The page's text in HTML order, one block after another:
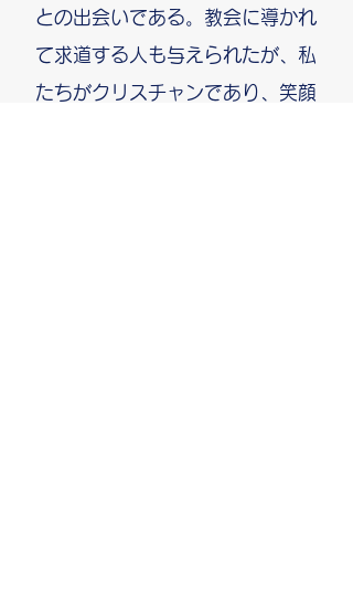
との出会いである。教会に導かれ
て求道する人も与えられたが、私
たちがクリスチャンであり、笑顔